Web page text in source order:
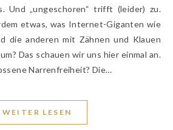
Und „ungeschoren“ trifft (leider) zu.
etwas, was Internet-Giganten wie
die anderen mit Zähnen und Klauen
Das schauen wir uns hier einmal an.
Narrenfreiheit? Die…
WEITER LESEN